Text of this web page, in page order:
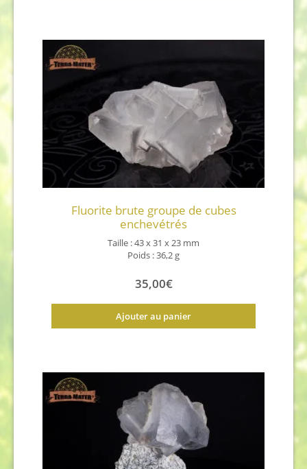
Fluorite brute groupe de cubes
enchevétrés
Taille : 43 x 31 x 23 mm
Poids : 36,2 g
35,00€
Ajouter au panier